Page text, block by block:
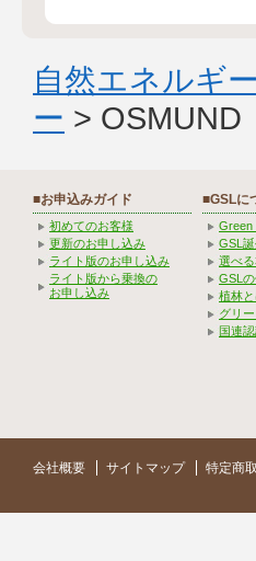
自然エネルギ
ー >
■お申込みガイド
初めてのお客様
更新のお申し込み
ライト版のお申し込み
ライト版から乗換の
お申し込み
■GSLに
Green
GSL
選べ
GSL
植林と
グリ
国連
会社概要 サイトマップ 特定商